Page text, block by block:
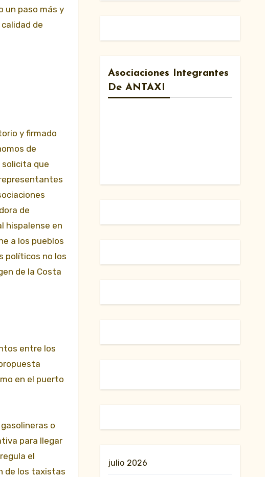
un paso más y
de
y firmado
de
solicita que
de
hispalense en
a los pueblos
políticos no los
de la Costa
entre los
en el puerto
o
para llegar
el
de los taxistas
Asociaciones Integrantes
De ANTAXI
julio 2026